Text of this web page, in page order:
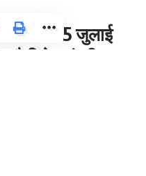
की 15 जुलाई
कैबिनेट मंत्री